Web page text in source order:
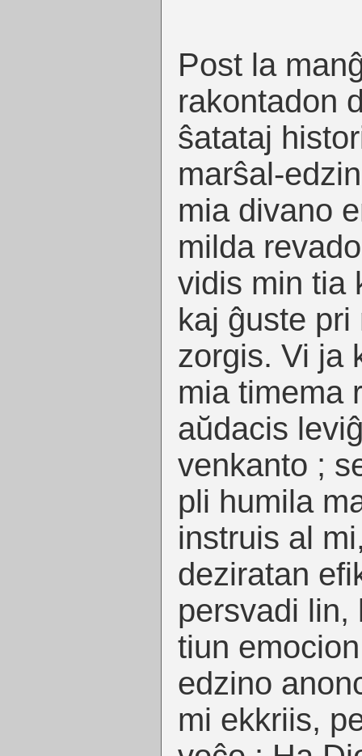
Post la
rakontadon
ŝatataj
marŝal-
mia divano
milda
vidis min tia
kaj ĝuste pri
zorgis. Vi ja
mia timema
aŭdacis
venkanto ;
pli humila
instruis al
deziratan
persvadi lin,
tiun
edzino
mi ekkriis,